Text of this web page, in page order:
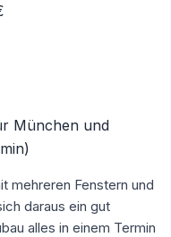
München und
mehreren Fenstern und
daraus ein gut
alles in einem Termin